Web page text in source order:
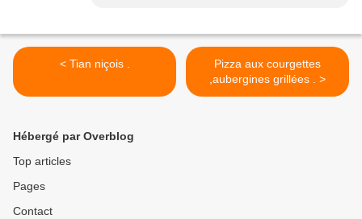
< Tian niçois .
Pizza aux courgettes
,aubergines grillées . >
Hébergé par Overblog
Top articles
Pages
Contact